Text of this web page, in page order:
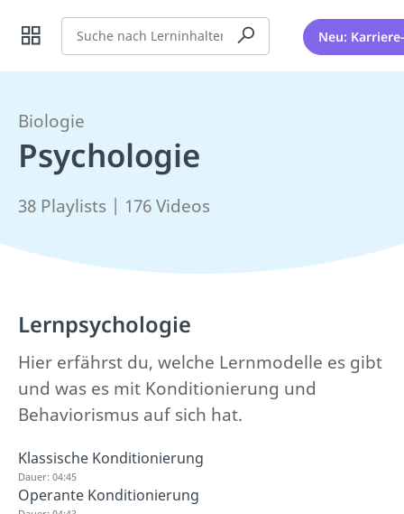
Suche Neu:
Biologie
Psychologie
38 Playlists | 176 Videos
Lernpsychologie
Hier erfährst du, welche Lernmodelle es gibt
und was es mit Konditionierung und
Behaviorismus auf sich hat.
Klassische Konditionierung
Dauer: 04:45
Operante Konditionierung